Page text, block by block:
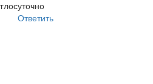
Ответить